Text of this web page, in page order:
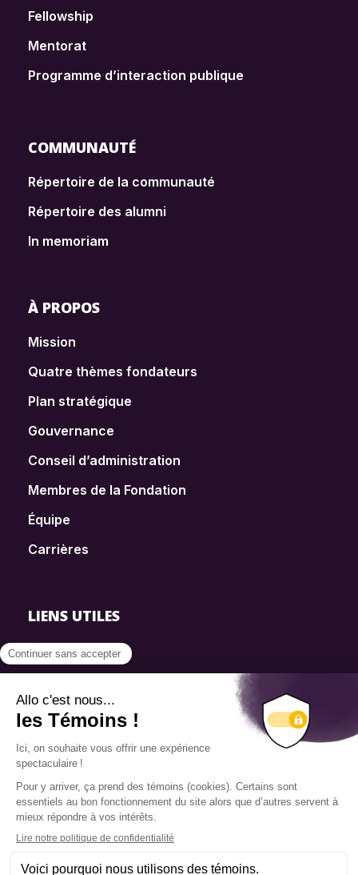
Fellowship
Mentorat
Programme d’interaction publique
COMMUNAUTÉ
Répertoire de la communauté
Répertoire des alumni
In memoriam
À PROPOS
Mission
Quatre thèmes fondateurs
Plan stratégique
Gouvernance
Conseil d’administration
Membres de la Fondation
Équipe
Carrières
LIENS UTILES
FAQ
Dons
Info source
Politique de confidentialité